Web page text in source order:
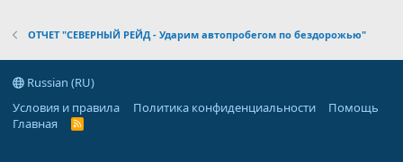
ОТЧЕТ "СЕВЕРНЫЙ РЕЙД - Ударим автопробегом по бездорожью"
Russian (RU)
Условия и правила
Политика конфиденциальности
Помощь
Главная
R